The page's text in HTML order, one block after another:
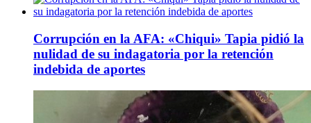
Corrupción en la AFA: «Chiqui» Tapia pidió la
nulidad de su indagatoria por la retención
indebida de aportes